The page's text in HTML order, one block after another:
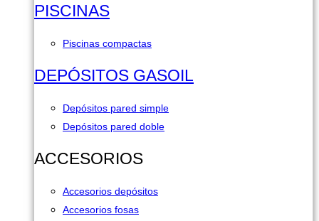
PISCINAS
Piscinas compactas
DEPÓSITOS GASOIL
Depósitos pared simple
Depósitos pared doble
ACCESORIOS
Accesorios depósitos
Accesorios fosas